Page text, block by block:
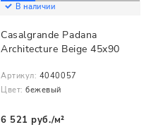
В наличии
Casalgrande Padana
Architecture Beige 45x90
Артикул: 4040057
Цвет: бежевый
6 521 руб./м²